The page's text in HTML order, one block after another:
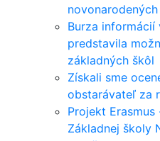
Burza informácií
predstavila
základných škôl
Získali sme
obstarávateľ za
Projekt
Základnej školy